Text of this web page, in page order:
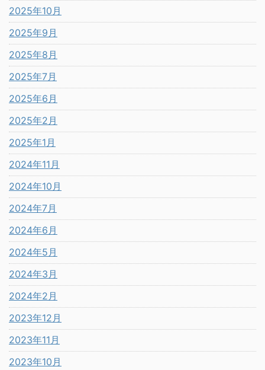
2025年10月
2025年9月
2025年8月
2025年7月
2025年6月
2025年2月
2025年1月
2024年11月
2024年10月
2024年7月
2024年6月
2024年5月
2024年3月
2024年2月
2023年12月
2023年11月
2023年10月